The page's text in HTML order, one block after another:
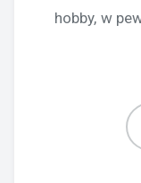
hobby, w